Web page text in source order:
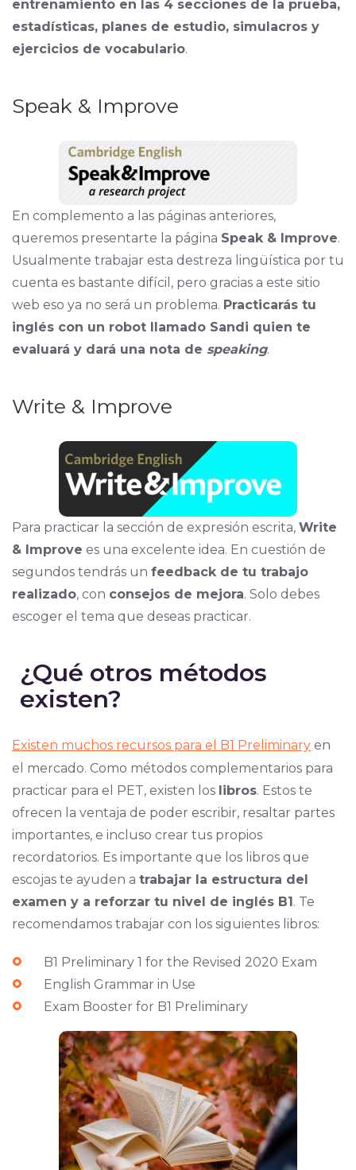
entrenamiento en las 4 secciones de la prueba,
estadísticas, planes de estudio, simulacros y
ejercicios de vocabulario.
Speak & Improve
En complemento a las páginas anteriores,
queremos presentarte la página Speak & Improve.
Usualmente trabajar esta destreza lingüística por tu
cuenta es bastante difícil, pero gracias a este sitio
web eso ya no será un problema. Practicarás tu
inglés con un robot llamado Sandi quien te
evaluará y dará una nota de speaking.
Write & Improve
Para practicar la sección de expresión escrita, Write
& Improve es una excelente idea. En cuestión de
segundos tendrás un feedback de tu trabajo
realizado, con consejos de mejora. Solo debes
escoger el tema que deseas practicar.
¿Qué otros métodos
existen?
Existen muchos recursos para el B1 Preliminary en
el mercado. Como métodos complementarios para
practicar para el PET, existen los libros. Estos te
ofrecen la ventaja de poder escribir, resaltar partes
importantes, e incluso crear tus propios
recordatorios. Es importante que los libros que
escojas te ayuden a trabajar la estructura del
examen y a reforzar tu nivel de inglés B1. Te
recomendamos trabajar con los siguientes libros:
B1 Preliminary 1 for the Revised 2020 Exam
English Grammar in Use
Exam Booster for B1 Preliminary